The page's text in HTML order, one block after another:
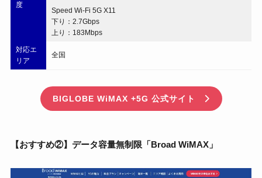
度
Speed Wi-Fi 5G X11
下り：2.7Gbps
上り：183Mbps
対応エ
リア
全国
BIGLOBE WiMAX +5G 公式サイト
【おすすめ②】データ容量無制限「Broad WiMAX」